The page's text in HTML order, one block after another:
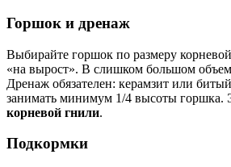
Горшок и дренаж
Выбирайте горшок по размеру
«на вырост». В слишком большом
Дренаж обязателен: керамзит или
занимать минимум 1/4 высоты горшка.
корневой гнили.
Подкормки